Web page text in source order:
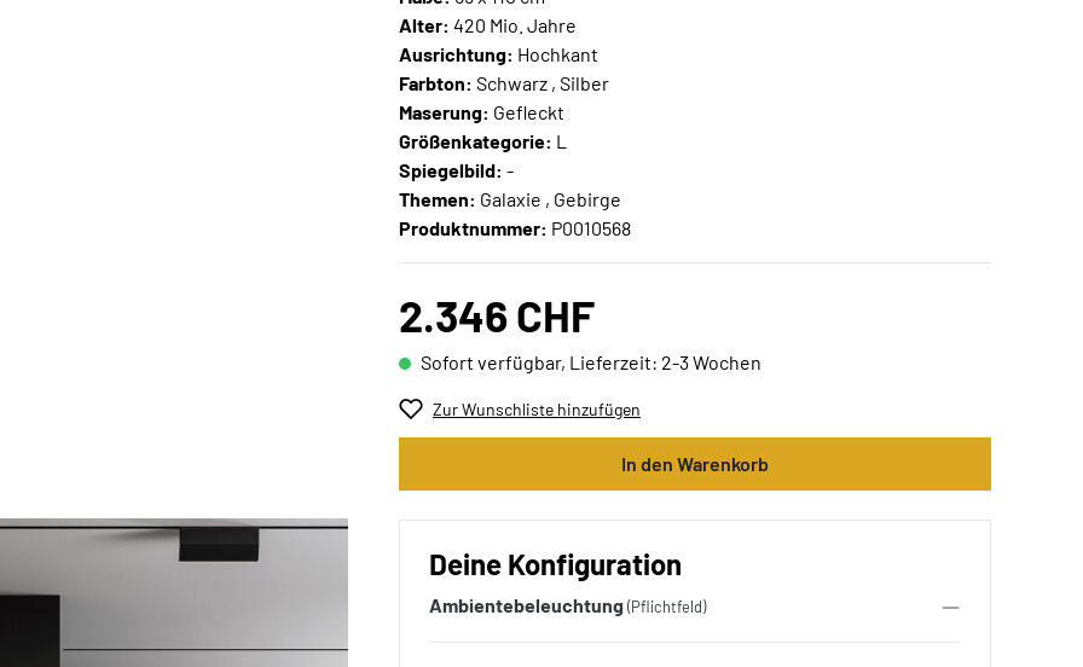
Alter: 420 Mio. Jahre
Ausrichtung: Hochkant
Farbton: Schwarz , Silber
Maserung: Gefleckt
Größenkategorie: L
Spiegelbild: -
Themen: Galaxie , Gebirge
Produktnummer: P0010568
2.346 CHF
Sofort verfügbar, Lieferzeit: 2-3 Wochen
Zur Wunschliste hinzufügen
In den Warenkorb
Deine Konfiguration
Ambientebeleuchtung (Pflichtfeld)